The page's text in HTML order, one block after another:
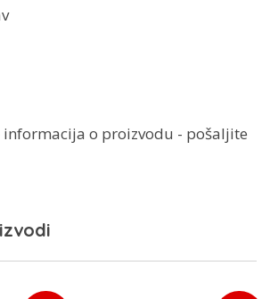
informacija o proizvodu - pošaljite